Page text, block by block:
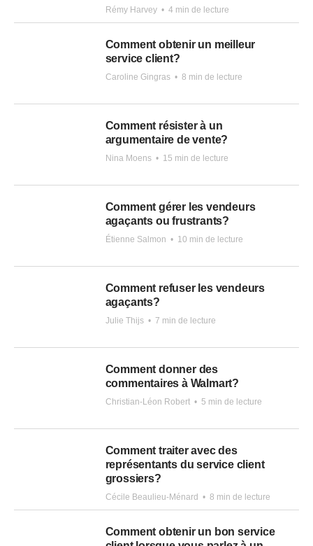
Rémy Harvey • 4 min de lecture
Comment obtenir un meilleur
service client?
Caroline Gingras • 8 min de lecture
Comment résister à un
argumentaire de vente?
Nina Moens • 15 min de lecture
Comment gérer les vendeurs
agaçants ou frustrants?
Étienne Salmon • 10 min de lecture
Comment refuser les vendeurs
agaçants?
Julie Thijs • 7 min de lecture
Comment donner des
commentaires à Walmart?
Christian-Léon Robert • 5 min de lecture
Comment traiter avec des
représentants du service client
grossiers?
Cécile Beaulieu-Ménard • 8 min de lecture
Comment obtenir un bon service